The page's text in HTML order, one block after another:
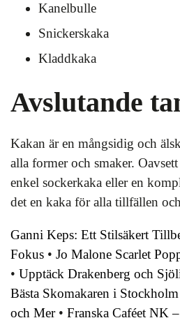
Kanelbulle
Snickerskaka
Kladdkaka
Avslutande
Kakan är en mångsidig och
alla former och smaker.
enkel sockerkaka eller en
det en kaka för alla tillfällen
Ganni Keps: Ett Stilsäkert
Fokus • Jo Malone Scarlet
• Upptäck Drakenberg och
Bästa Skomakaren i
och Mer• Franska Caféet NK